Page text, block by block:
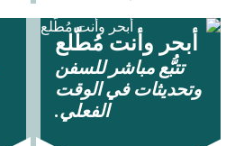
أبحر وأنت مُطّلع
تتبُّع مباشر للسفن
وتحديثات في الوقت
الفعلي.